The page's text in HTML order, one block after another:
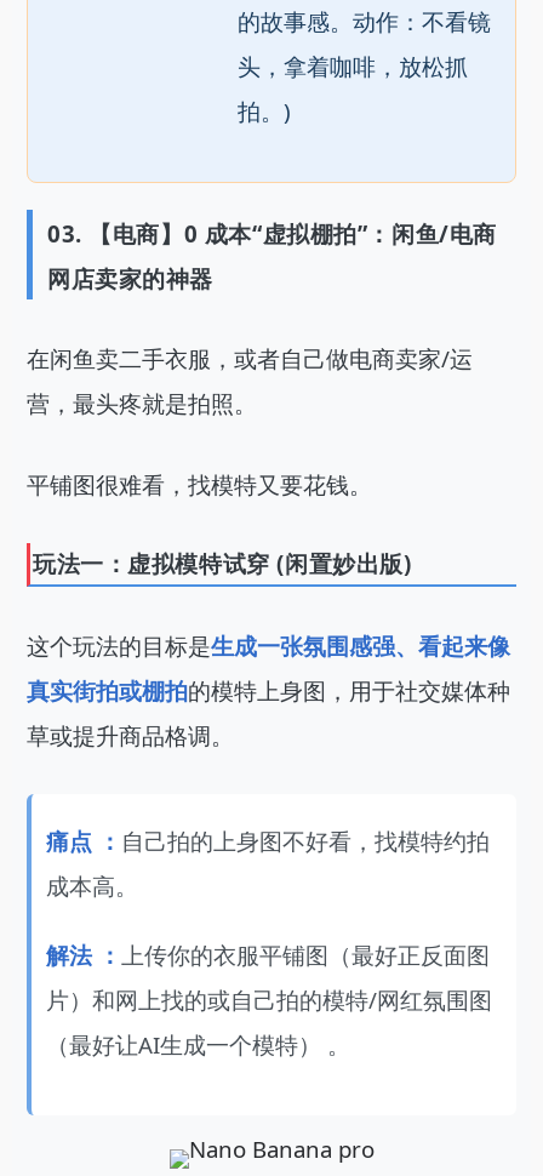
的故事感。动作：不看镜
头，拿着咖啡，放松抓
拍。)
03. 【电商】0 成本“虚拟棚拍”：闲鱼/电商
网店卖家的神器
在闲鱼卖二手衣服，或者自己做电商卖家/运
营，最头疼就是拍照。
平铺图很难看，找模特又要花钱。
玩法一：虚拟模特试穿 (闲置妙出版)
这个玩法的目标是生成一张氛围感强、看起来像
真实街拍或棚拍的模特上身图，用于社交媒体种
草或提升商品格调。
痛点 ： 自己拍的上身图不好看，找模特约拍
成本高。
解法 ： 上传你的衣服平铺图（最好正反面图
片）和网上找的或自己拍的模特/网红氛围图
（最好让AI生成一个模特） 。